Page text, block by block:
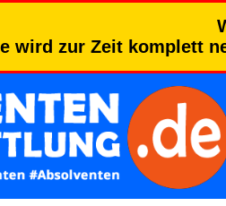
wird zur Zeit komplett